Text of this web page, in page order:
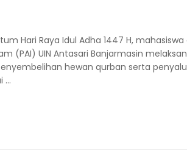
Hari Raya Idul Adha 1447 H, mahasiswa
(PAI) UIN Antasari Banjarmasin
hewan qurban serta
…